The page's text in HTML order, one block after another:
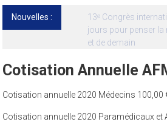
Nouvelles :
13ᵉ Congrès
jours pour penser la
et de demain
Cotisation Annuelle
Cotisation annuelle 2020 Médecins 100,00
Cotisation annuelle 2020 Paramédicaux et